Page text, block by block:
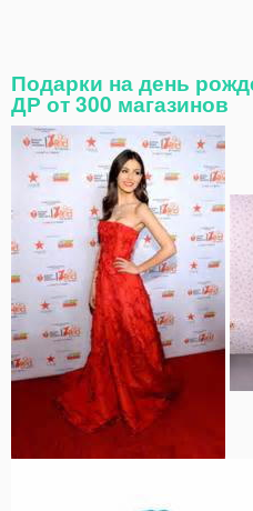
Подарки на день
ДР от 300 магазинов